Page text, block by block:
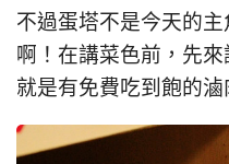
不過蛋塔不是今天的
啊！在講菜色前，先來
就是有免費吃到飽的滷